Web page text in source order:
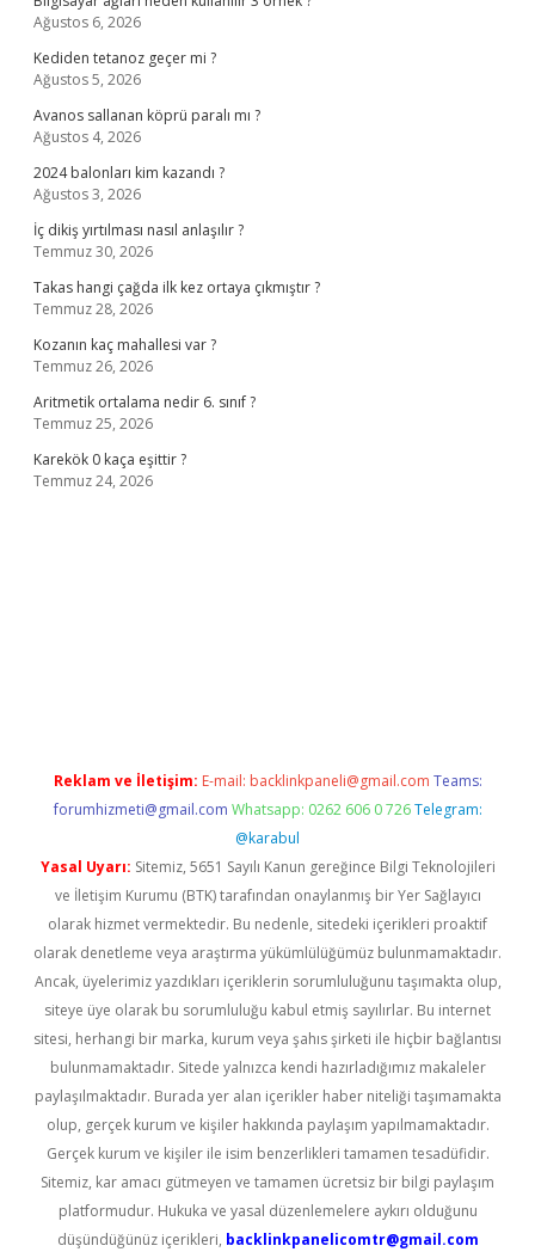
Ağustos 6, 2026
Kediden tetanoz geçer mi ?
Ağustos 5, 2026
Avanos sallanan köprü paralı mı ?
Ağustos 4, 2026
2024 balonları kim kazandı ?
Ağustos 3, 2026
İç dikiş yırtılması nasıl anlaşılır ?
Temmuz 30, 2026
Takas hangi çağda ilk kez ortaya çıkmıştır ?
Temmuz 28, 2026
Kozanın kaç mahallesi var ?
Temmuz 26, 2026
Aritmetik ortalama nedir 6. sınıf ?
Temmuz 25, 2026
Karekök 0 kaça eşittir ?
Temmuz 24, 2026
Reklam ve İletişim: E-mail: backlinkpaneli@gmail.com Teams:
forumhizmeti@gmail.com Whatsapp: 0262 606 0 726 Telegram:
@karabul
Yasal Uyarı: Sitemiz, 5651 Sayılı Kanun gereğince Bilgi Teknolojileri
ve İletişim Kurumu (BTK) tarafından onaylanmış bir Yer Sağlayıcı
olarak hizmet vermektedir. Bu nedenle, sitedeki içerikleri proaktif
olarak denetleme veya araştırma yükümlülüğümüz bulunmamaktadır.
Ancak, üyelerimiz yazdıkları içeriklerin sorumluluğunu taşımakta olup,
siteye üye olarak bu sorumluluğu kabul etmiş sayılırlar. Bu internet
sitesi, herhangi bir marka, kurum veya şahıs şirketi ile hiçbir bağlantısı
bulunmamaktadır. Sitede yalnızca kendi hazırladığımız makaleler
paylaşılmaktadır. Burada yer alan içerikler haber niteliği taşımamakta
olup, gerçek kurum ve kişiler hakkında paylaşım yapılmamaktadır.
Gerçek kurum ve kişiler ile isim benzerlikleri tamamen tesadüfidir.
Sitemiz, kar amacı gütmeyen ve tamamen ücretsiz bir bilgi paylaşım
platformudur. Hukuka ve yasal düzenlemelere aykırı olduğunu
düşündüğünüz içerikleri, backlinkpanelicomtr@gmail.com